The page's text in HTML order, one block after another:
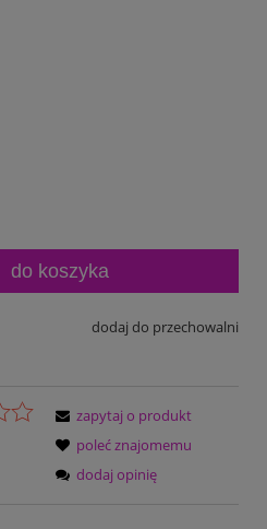
do koszyka
dodaj do przechowalni
zapytaj o produkt
poleć znajomemu
dodaj opinię